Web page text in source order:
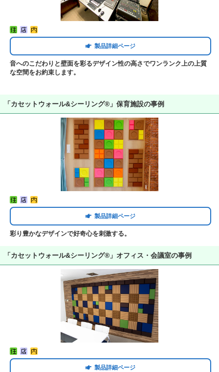
製品詳細ページ
音へのこだわりと壁面を彩るデザイン性の高さでワンランク上の上質
な空間をお約束します。
「カセットウォール&シーリング®」保育施設の事例
製品詳細ページ
彩り豊かなデザインで好奇心を刺激する。
「カセットウォール&シーリング®」オフィス・会議室の事例
製品詳細ページ